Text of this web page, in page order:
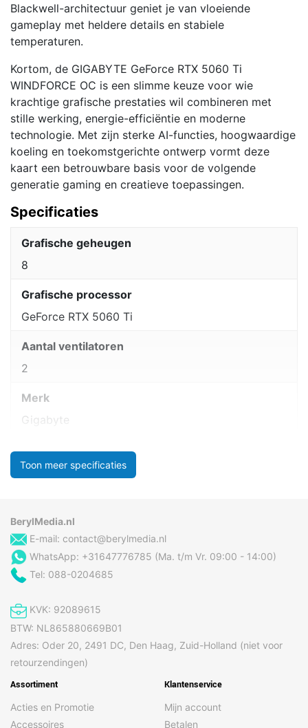
Blackwell-architectuur geniet je van vloeiende
gameplay met heldere details en stabiele
temperaturen.
Kortom, de GIGABYTE GeForce RTX 5060 Ti
WINDFORCE OC is een slimme keuze voor wie
krachtige grafische prestaties wil combineren met
stille werking, energie-efficiëntie en moderne
technologie. Met zijn sterke AI-functies, hoogwaardige
koeling en toekomstgerichte ontwerp vormt deze
kaart een betrouwbare basis voor de volgende
generatie gaming en creatieve toepassingen.
Specificaties
Grafische geheugen
8
Grafische processor
GeForce RTX 5060 Ti
Aantal ventilatoren
2
Merk
Gigabyte
Toon meer specificaties
BerylMedia.nl
E-mail: contact@berylmedia.nl
WhatsApp: +31647776785 (Ma. t/m Vr. 09:00 - 14:00)
Tel: 088-0204685
KVK: 92089615
BTW: NL865880669B01
Adres: Oder 20, 2491 DC, Den Haag, Zuid-Holland (niet voor
retourzendingen)
Assortiment
Acties en Promotie
Accessoires
Klantenservice
Mijn account
Betalen